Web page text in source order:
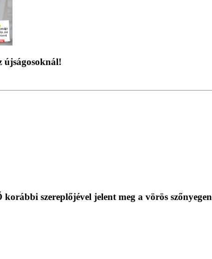
újságosoknál!
szereplőjével jelent meg a vörös szőnyegen